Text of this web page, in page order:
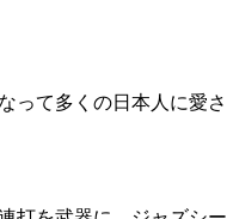
って多くの日本人に愛さ